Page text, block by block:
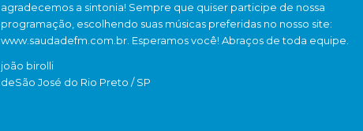
agradecemos a sintonia! Sempre que quiser participe de nossa
programação, escolhendo suas músicas preferidas no nosso site:
www.saudadefm.com.br. Esperamos você! Abraços de toda equipe.
joão birolli
deSão José do Rio Preto / SP